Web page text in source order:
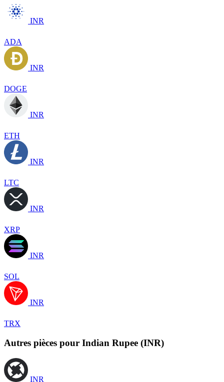
INR
ADA
INR
DOGE
INR
ETH
INR
LTC
INR
XRP
INR
SOL
INR
TRX
Autres pièces pour Indian Rupee (INR)
INR